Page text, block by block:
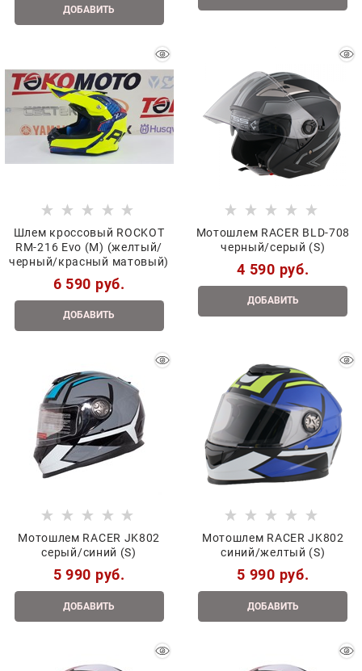
ДОБАВИТЬ
Шлем кроссовый ROCKOT
RM-216 Evo (M) (желтый/
черный/красный матовый)
6 590 руб.
ДОБАВИТЬ
Мотошлем RACER BLD-708
черный/серый (S)
4 590 руб.
ДОБАВИТЬ
Мотошлем RACER JK802
серый/синий (S)
5 990 руб.
ДОБАВИТЬ
Мотошлем RACER JK802
синий/желтый (S)
5 990 руб.
ДОБАВИТЬ